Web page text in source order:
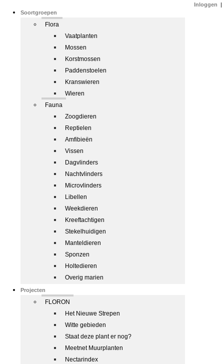
Soortgroepen
Flora
Vaatplanten
Mossen
Korstmossen
Paddenstoelen
Kranswieren
Wieren
Fauna
Zoogdieren
Reptielen
Amfibieën
Vissen
Dagvlinders
Nachtvlinders
Microvlinders
Libellen
Weekdieren
Kreeftachtigen
Stekelhuidigen
Manteldieren
Sponzen
Holtedieren
Overig marien
Projecten
FLORON
Het Nieuwe Strepen
Witte gebieden
Staat deze plant er nog?
Meetnet Muurplanten
Nectarindex
Inloggen |